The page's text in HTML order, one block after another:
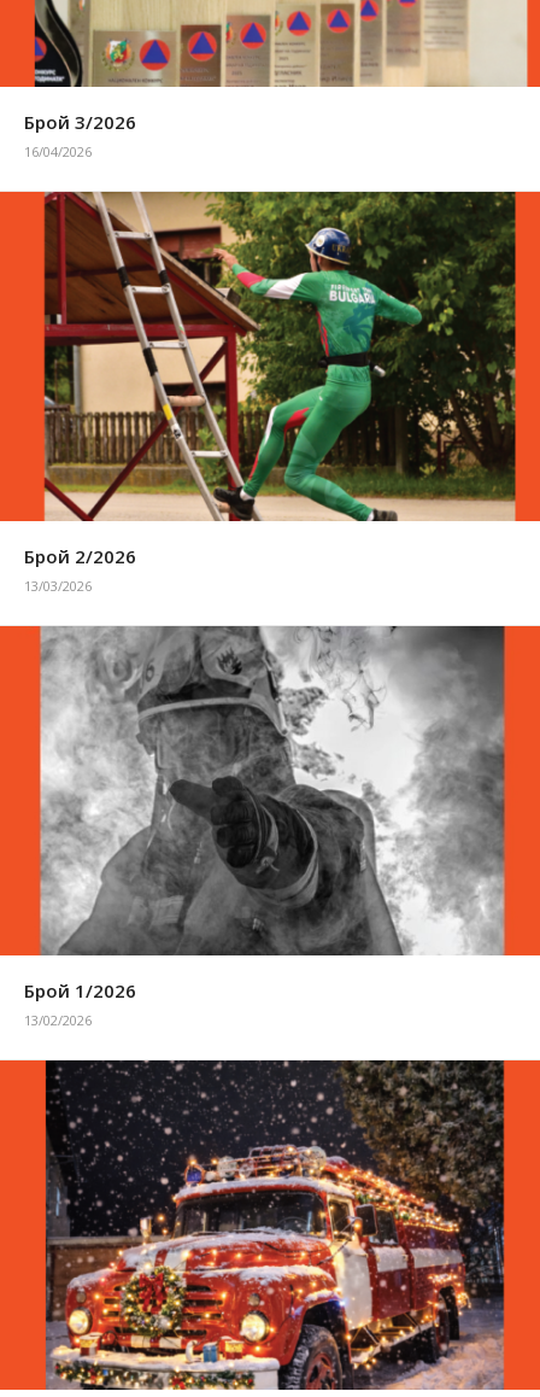
Брой 3/2026
16/04/2026
Брой 2/2026
13/03/2026
Брой 1/2026
13/02/2026